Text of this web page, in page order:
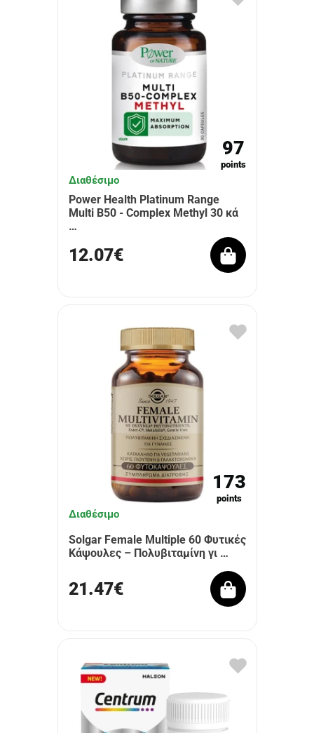
97
points
Διαθέσιμο
Power Health Platinum Range
Multi B50 - Complex Methyl 30 κά
…
12.07€
173
points
Διαθέσιμο
Solgar Female Multiple 60 Φυτικές
Κάψουλες – Πολυβιταμίνη γι …
21.47€